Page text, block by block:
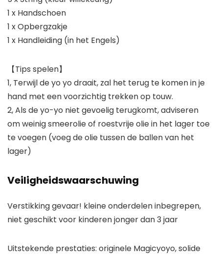
1 x Handschoen
1 x Opbergzakje
1 x Handleiding (in het Engels)
【Tips spelen】
1, Terwijl de yo yo draait, zal het terug te komen in je
hand met een voorzichtig trekken op touw.
2, Als de yo-yo niet gevoelig terugkomt, adviseren
om weinig smeerolie of roestvrije olie in het lager toe
te voegen (voeg de olie tussen de ballen van het
lager)
Veiligheidswaarschuwing
Verstikking gevaar! kleine onderdelen inbegrepen,
niet geschikt voor kinderen jonger dan 3 jaar
Uitstekende prestaties: originele Magicyoyo, solide